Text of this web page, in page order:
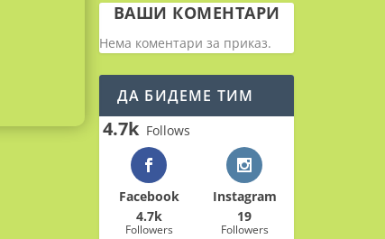
ВАШИ КОМЕНТАРИ
Нема коментари за приказ.
ДА БИДЕМЕ ТИМ
4.7k Follows
Facebook
4.7k
Followers
Instagram
19
Followers